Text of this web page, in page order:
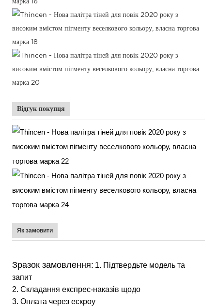
Відгук покупця
Як замовити
Зразок замовлення: 1. Підтвердьте модель та
запит
2. Складання експрес-наказів щодо
3. Оплата через ескроу